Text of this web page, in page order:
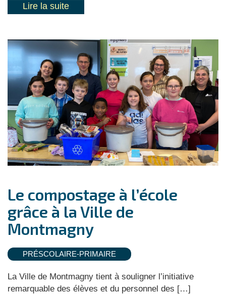
Lire la suite
Le compostage à l’école
grâce à la Ville de
Montmagny
PRÉSCOLAIRE-PRIMAIRE
La Ville de Montmagny tient à souligner l’initiative
remarquable des élèves et du personnel des […]